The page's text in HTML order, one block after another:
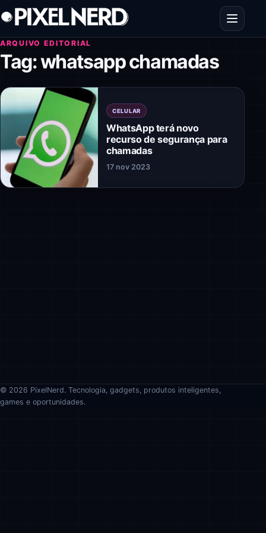
Pular para o conteúdo
Abrir
ARQUIVO EDITORIAL
Tag:whatsapp chamadas
CELULAR
WhatsApp terá novo
recurso de segurança para
chamadas
17 nov 2023
© 2026 PixelNerd. Tecnologia, gadgets, produtos inteligentes,
games e oportunidades.